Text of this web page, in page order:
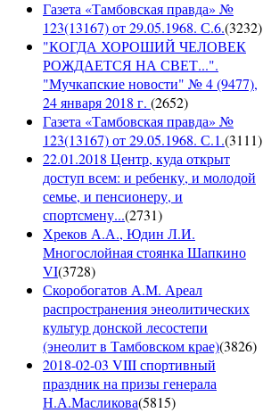
Газета «Тамбовская правда» №
123(13167) от 29.05.1968. С.6.(3232)
"КОГДА ХОРОШИЙ ЧЕЛОВЕК
РОЖДАЕТСЯ НА СВЕТ...".
"Мучкапские новости" № 4 (9477),
24 января 2018 г. (2652)
Газета «Тамбовская правда» №
123(13167) от 29.05.1968. С.1.(3111)
22.01.2018 Центр, куда открыт
доступ всем: и ребенку, и молодой
семье, и пенсионеру, и
спортсмену...(2731)
Хреков А.А., Юдин Л.И.
Многослойная стоянка Шапкино
VI(3728)
Скоробогатов А.М. Ареал
распространения энеолитических
культур донской лесостепи
(энеолит в Тамбовском крае)(3826)
2018-02-03 VIII спортивный
праздник на призы генерала
Н.А.Масликова(5815)